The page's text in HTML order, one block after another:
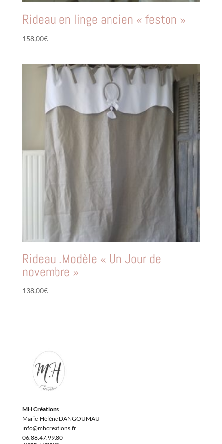
Rideau en linge ancien « feston »
158,00€
Rideau .Modèle « Un Jour de
novembre »
138,00€
MH Créations
Marie-Hélène DANGOUMAU
info@mhcreations.fr
06.88.47.99.80